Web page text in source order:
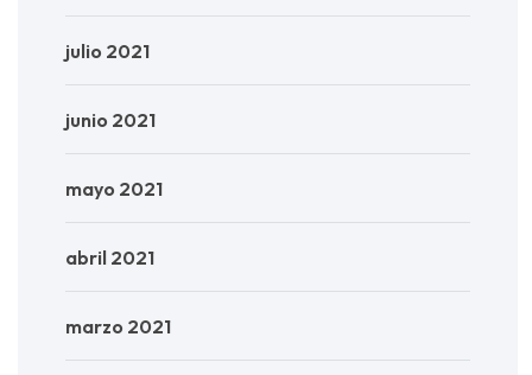
julio 2021
junio 2021
mayo 2021
abril 2021
marzo 2021